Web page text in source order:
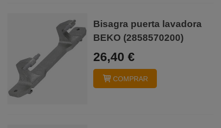
Bisagra puerta lavadora
BEKO (2858570200)
26,40 €
COMPRAR